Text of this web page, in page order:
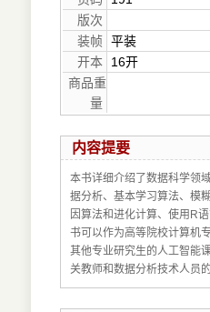
版次
装帧 平装
开本
16开
商品重
量
内容提要
本书详细介绍了数据科学领
据分析、基本学习算法、模
因算法和进化计算、使用R
书可以作为高等院校计算机
其他专业研究生的人工智能
关教师和数据分析技术人员